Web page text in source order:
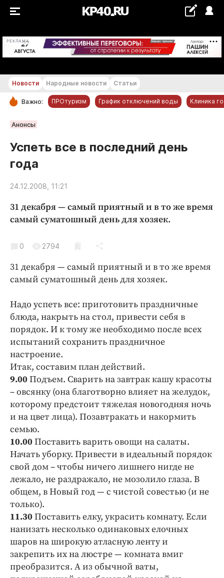
РЕКЛАМА +16...+17 °С
РУБРИКИ
Статьи
Народные новости
Авто и транспорт
Благоустройство
Культура
Недвижимость и ЖКХ
Образование
Погода
Праздники
Происшествия
Спорт
Экономика и бизнес
ПРОЕКТЫ
Блоги
Издания
Медиаперсона
Интересное чтиво
Клиника года
Бренд года
Работодатель года
Новости Народные новости Статьи
Важно: ПРОтуризм График отключений воды Клиника
Анонсы
Успеть все в последний день
года
24.12.2008, 11:21
31 декабря — самый приятный и в то же время
самый суматошный день для хозяек.
0 2794
31 декабря — самый приятный и в то же время
самый суматошный день для хозяек.
Надо успеть все: приготовить праздничные
блюда, накрыть на стол, привести себя в
порядок. И к тому же необходимо после всех
испытаний сохранить праздничное
настроение.
Итак, составим план действий.
9.00Подъем. Сварить на завтрак кашу красоты
– овсянку (она благотворно влияет на желудок,
которому предстоит тяжелая новогодняя ночь
и на цвет лица). Позавтракать и накормить
семью.
10.00Поставить варить овощи на салаты.
Начать уборку. Привести в идеальный порядок
свой дом – чтобы ничего лишнего нигде не
лежало, не раздражало, не мозолило глаза. В
общем, в Новый год — с чистой совестью (и не
только).
11.30Поставить елку, украсить комнату. Если
нанизать несколько одинаковых елочных
шаров на широкую атласную ленту и
закрепить их на люстре — комната вмиг
преобразится. А из обычной ваты,